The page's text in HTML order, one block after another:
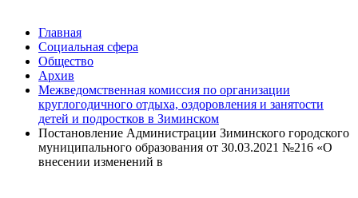
Главная
Социальная сфера
Общество
Архив
Межведомственная комиссия по организации
круглогодичного отдыха, оздоровления и занятости
детей и подростков в Зиминском
Постановление Администрации Зиминского городского
муниципального образования от 30.03.2021 №216 «О
внесении изменений в